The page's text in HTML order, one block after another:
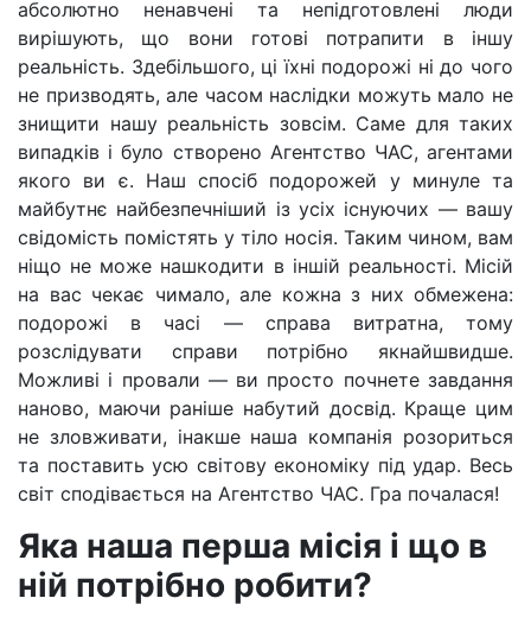
абсолютно ненавчені та непідготовлені люди
вирішують, що вони готові потрапити в іншу
реальність. Здебільшого, ці їхні подорожі ні до чого
не призводять, але часом наслідки можуть мало не
знищити нашу реальність зовсім. Саме для таких
випадків і було створено Агентство ЧАС, агентами
якого ви є. Наш спосіб подорожей у минуле та
майбутнє найбезпечніший із усіх існуючих — вашу
свідомість помістять у тіло носія. Таким чином, вам
ніщо не може нашкодити в іншій реальності. Місій
на вас чекає чимало, але кожна з них обмежена:
подорожі в часі — справа витратна, тому
розслідувати справи потрібно якнайшвидше.
Можливі і провали — ви просто почнете завдання
наново, маючи раніше набутий досвід. Краще цим
не зловживати, інакше наша компанія розориться
та поставить усю світову економіку під удар. Весь
світ сподівається на Агентство ЧАС. Гра почалася!
Яка наша перша місія і що в
ній потрібно робити?